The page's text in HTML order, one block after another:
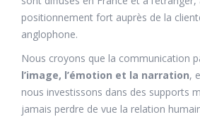
positionnement fort auprès de la
anglophone.
Nous croyons que la communication
l’image, l’émotion et la narration,
nous investissons dans des supports
jamais perdre de vue la relation